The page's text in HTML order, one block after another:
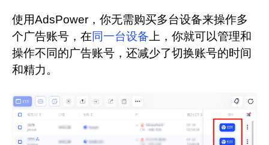
使用AdsPower，你无需购买多台设备来操作多
个广告账号，在同一台设备上，你就可以管理和
操作不同的广告账号，还减少了切换账号的时间
和精力。